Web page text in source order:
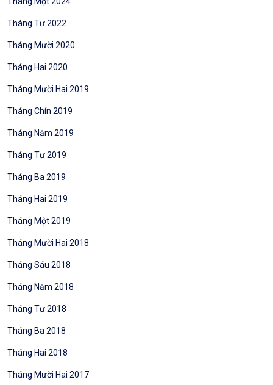
Tháng Tư 2022
Tháng Mười 2020
Tháng Hai 2020
Tháng Mười Hai 2019
Tháng Chín 2019
Tháng Năm 2019
Tháng Tư 2019
Tháng Ba 2019
Tháng Hai 2019
Tháng Một 2019
Tháng Mười Hai 2018
Tháng Sáu 2018
Tháng Năm 2018
Tháng Tư 2018
Tháng Ba 2018
Tháng Hai 2018
Tháng Mười Hai 2017